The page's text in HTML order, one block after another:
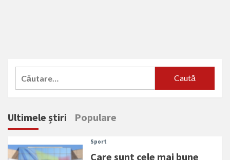
Ultimele știri Populare
Sport
Care sunt cele mai bune